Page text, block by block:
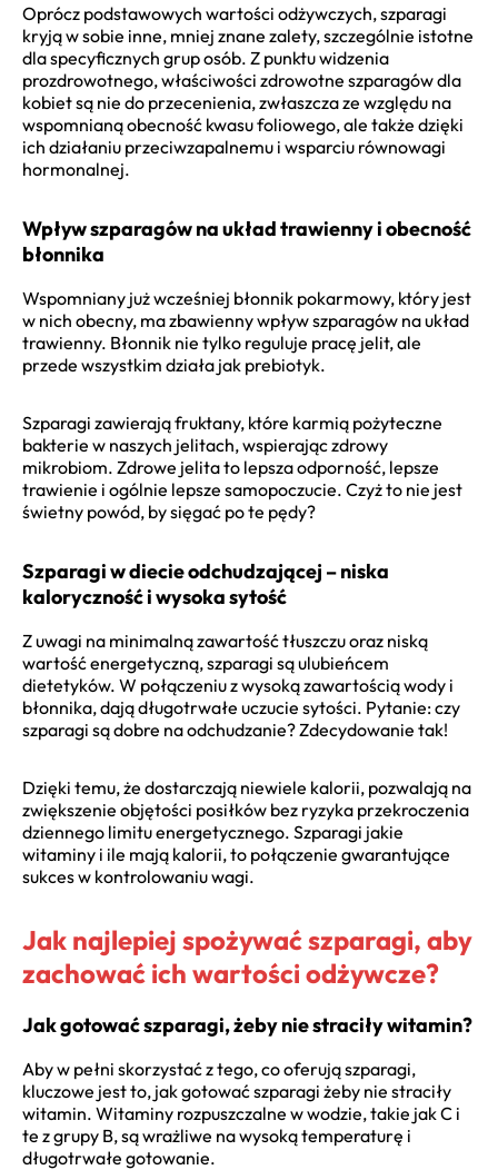
Oprócz podstawowych wartości odżywczych, szparagi
kryją w sobie inne, mniej znane zalety, szczególnie istotne
dla specyficznych grup osób. Z punktu widzenia
prozdrowotnego, właściwości zdrowotne szparagów dla
kobiet są nie do przecenienia, zwłaszcza ze względu na
wspomnianą obecność kwasu foliowego, ale także dzięki
ich działaniu przeciwzapalnemu i wsparciu równowagi
hormonalnej.
Wpływ szparagów na układ trawienny i obecność
błonnika
Wspomniany już wcześniej błonnik pokarmowy, który jest
w nich obecny, ma zbawienny wpływ szparagów na układ
trawienny. Błonnik nie tylko reguluje pracę jelit, ale
przede wszystkim działa jak prebiotyk.
Szparagi zawierają fruktany, które karmią pożyteczne
bakterie w naszych jelitach, wspierając zdrowy
mikrobiom. Zdrowe jelita to lepsza odporność, lepsze
trawienie i ogólnie lepsze samopoczucie. Czyż to nie jest
świetny powód, by sięgać po te pędy?
Szparagi w diecie odchudzającej – niska
kaloryczność i wysoka sytość
Z uwagi na minimalną zawartość tłuszczu oraz niską
wartość energetyczną, szparagi są ulubieńcem
dietetyków. W połączeniu z wysoką zawartością wody i
błonnika, dają długotrwałe uczucie sytości. Pytanie: czy
szparagi są dobre na odchudzanie? Zdecydowanie tak!
Dzięki temu, że dostarczają niewiele kalorii, pozwalają na
zwiększenie objętości posiłków bez ryzyka przekroczenia
dziennego limitu energetycznego. Szparagi jakie
witaminy i ile mają kalorii, to połączenie gwarantujące
sukces w kontrolowaniu wagi.
Jak najlepiej spożywać szparagi, aby
zachować ich wartości odżywcze?
Jak gotować szparagi, żeby nie straciły witamin?
Aby w pełni skorzystać z tego, co oferują szparagi,
kluczowe jest to, jak gotować szparagi żeby nie straciły
witamin. Witaminy rozpuszczalne w wodzie, takie jak C i
te z grupy B, są wrażliwe na wysoką temperaturę i
długotrwałe gotowanie.